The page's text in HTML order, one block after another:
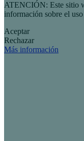
ATENCIÓN: Este sitio
información sobre el
Aceptar
Rechazar
Más información